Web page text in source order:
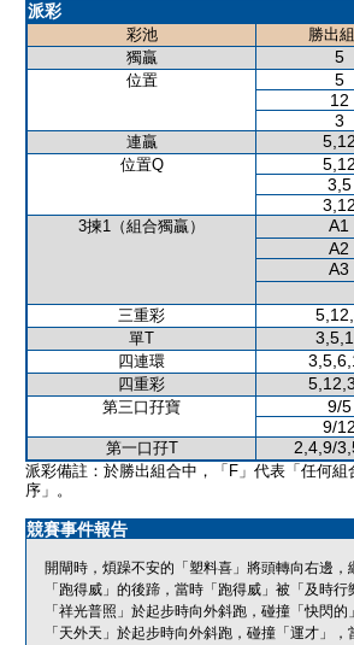
派彩
彩池 勝出
獨贏
5
位置 5
12
3
連贏 5,12
位置Q 5,12
3,5
3,12
3揀1（組合獨贏） A1
A2
A3
三重彩
單T
四連環
四重彩
第三口孖寶 9/5
9/12
第一口孖T 2,4,9/
派彩備註：於勝出組合中，「F」代表「任何
序」。
競賽事件報告
開閘時，煩躁不安的「塑料喜」將頭轉向右邊
「跑得威」的後蹄，當時「跑得威」被「及時
「祥光普照」於起步時向外斜跑，碰撞「快閃的
「天外天」於起步時向外斜跑，碰撞「運才」